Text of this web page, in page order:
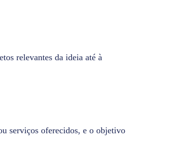
relevantes da ideia até à
serviços oferecidos, e o objetivo